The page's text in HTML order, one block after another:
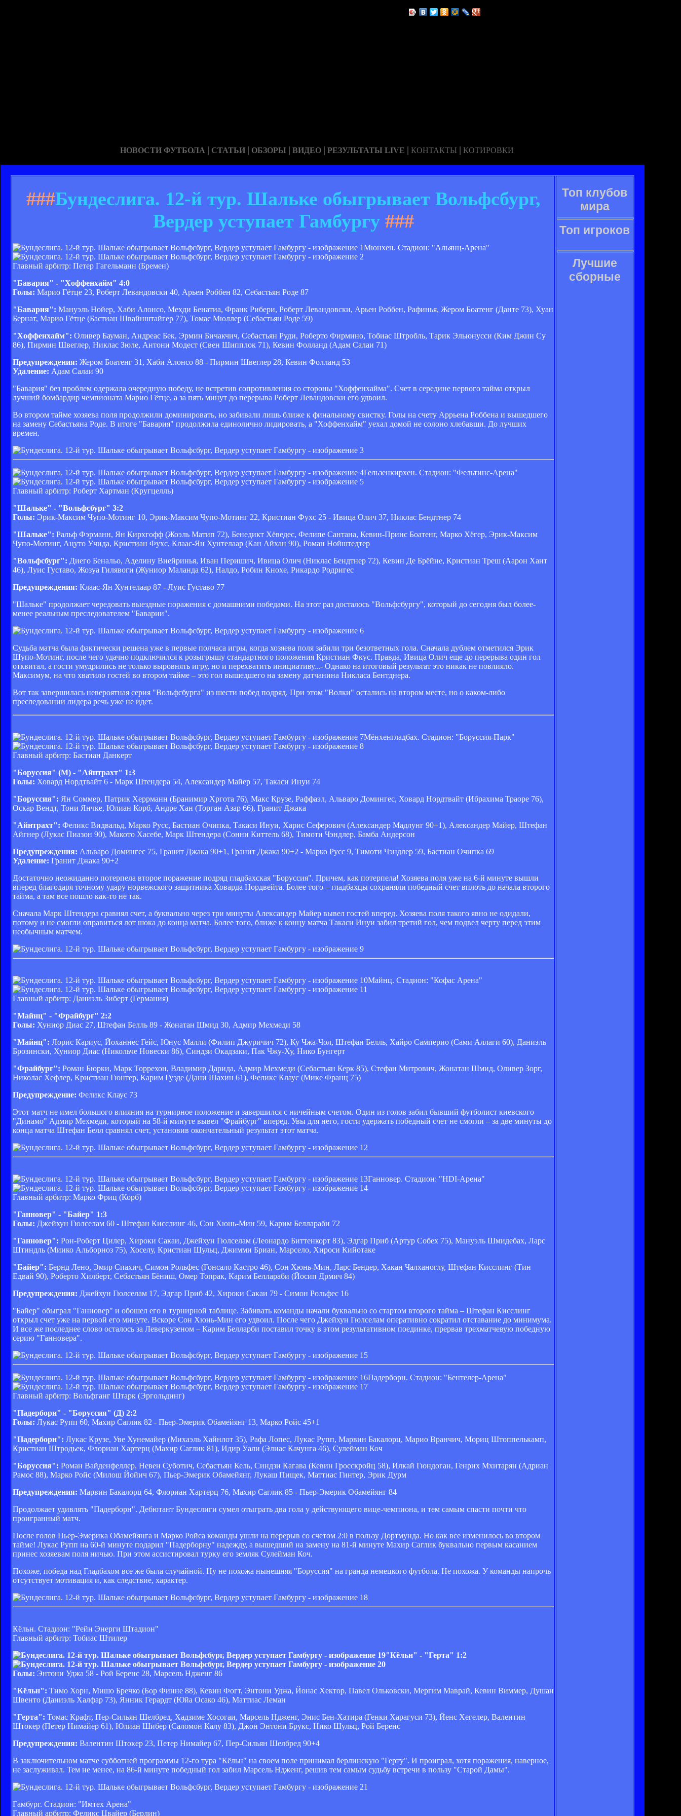
НОВОСТИ ФУТБОЛА | СТАТЬИ | ОБЗОРЫ | ВИДЕО | РЕЗУЛЬТАТЫ LIVE | КОНТАКТЫ | КОТИРОВКИ
###Бундеслига. 12-й тур. Шальке обыгрывает Вольфсбург,
Вердер уступает Гамбургу###
Мюнхен. Стадион: "Альянц-Арена"
Главный арбитр: Петер Гагельманн (Бремен)
"Бавария" - "Хоффенхайм" 4:0
Голы: Марио Гётце 23, Роберт Левандовски 40, Арьен Роббен 82, Себастьян Роде 87
"Бавария": Мануэль Нойер, Хаби Алонсо, Мехди Бенатиа, Франк Рибери, Роберт Левандовски, Арьен Роббен, Рафинья, Жером Боатенг (Данте 73), Хуан
Бернат, Марио Гётце (Бастиан Швайнштайгер 77), Томас Мюллер (Себастьян Роде 59)
"Хоффенхайм": Оливер Бауман, Андреас Бек, Эрмин Бичакчич, Себастьян Руди, Роберто Фирмино, Тобиас Штробль, Тарик Эльюнусси (Ким Джин Су
86), Пирмин Швеглер, Никлас Зюле, Антони Модест (Свен Шипплок 71), Кевин Фолланд (Адам Салаи 71)
Предупреждения: Жером Боатенг 31, Хаби Алонсо 88 - Пирмин Швеглер 28, Кевин Фолланд 53
Удаление: Адам Салаи 90
"Бавария" без проблем одержала очередную победу, не встретив сопротивления со стороны "Хоффенхайма". Счет в середине первого тайма открыл
лучший бомбардир чемпионата Марио Гётце, а за пять минут до перерыва Роберт Левандовски его удвоил.
Во втором тайме хозяева поля продолжили доминировать, но забивали лишь ближе к финальному свистку. Голы на счету Аррьена Роббена и вышедшего
на замену Себастьяна Роде. В итоге "Бавария" продолжила единолично лидировать, а "Хоффенхайм" уехал домой не солоно хлебавши. До лучших
времен.
Гельзенкирхен. Стадион: "Фельтинс-Арена"
Главный арбитр: Роберт Хартман (Кругцелль)
"Шальке" - "Вольфсбург" 3:2
Голы: Эрик-Максим Чупо-Мотинг 10, Эрик-Максим Чупо-Мотинг 22, Кристиан Фухс 25 - Ивица Олич 37, Никлас Бендтнер 74
"Шальке": Ральф Фэрманн, Ян Кирхгофф (Жоэль Матип 72), Бенедикт Хёведес, Фелипе Сантана, Кевин-Принс Боатенг, Марко Хёгер, Эрик-Максим
Чупо-Мотинг, Ацуто Учида, Кристиан Фухс, Клаас-Ян Хунтелаар (Кан Айхан 90), Роман Нойштедтер
"Вольфсбург": Диего Бенальо, Аделину Виейринья, Иван Перишич, Ивица Олич (Никлас Бендтнер 72), Кевин Де Брёйне, Кристиан Треш (Аарон Хант
46), Луис Густаво, Жозуа Гилявоги (Жуниор Маланда 62), Налдо, Робин Кнохе, Рикардо Родригес
Предупреждения: Клаас-Ян Хунтелаар 87 - Луис Густаво 77
"Шальке" продолжает чередовать выездные поражения с домашними победами. На этот раз досталось "Вольфсбургу", который до сегодня был более-
менее реальным преследователем "Баварии".
Судьба матча была фактически решена уже в первые полчаса игры, когда хозяева поля забили три безответных гола. Сначала дублем отметился Эрик
Шупо-Мотинг, после чего удачно подключился к розыгрышу стандартного положения Кристиан Фкус. Правда, Ивица Олич еще до перерыва один гол
отквитал, а гости умудрились не только выровнять игру, но и перехватить инициативу...- Однако на итоговый результат это никак не повлияло.
Максимум, на что хватило гостей во втором тайме – это гол вышедшего на замену датчанина Никласа Бентднера.
Вот так завершилась невероятная серия "Вольфсбурга" из шести побед подряд. При этом "Волки" остались на втором месте, но о каком-либо
преследовании лидера речь уже не идет.
Мёнхенгладбах. Стадион: "Боруссия-Парк"
Главный арбитр: Бастиан Данкерт
"Боруссия" (М) - "Айнтрахт" 1:3
Голы: Ховард Нордтвайт 6 - Марк Штендера 54, Александер Майер 57, Такаси Инуи 74
"Боруссия": Ян Соммер, Патрик Херрманн (Бранимир Хргота 76), Макс Крузе, Раффаэл, Альваро Домингес, Ховард Нордтвайт (Ибрахима Траоре 76),
Оскар Вендт, Тони Янчке, Юлиан Корб, Андре Хан (Торган Азар 66), Гранит Джака
"Айнтрахт": Феликс Видвальд, Марко Русс, Бастиан Очипка, Такаси Инуи, Харис Сеферович (Александер Мадлунг 90+1), Александер Майер, Штефан
Айгнер (Лукас Пиазон 90), Макото Хасебе, Марк Штендера (Сонни Киттель 68), Тимоти Чэндлер, Бамба Андерсон
Предупреждения: Альваро Домингес 75, Гранит Джака 90+1, Гранит Джака 90+2 - Марко Русс 9, Тимоти Чэндлер 59, Бастиан Очипка 69
Удаление: Гранит Джака 90+2
Достаточно неожиданно потерпела второе поражение подряд гладбахская "Боруссия". Причем, как потерпела! Хозяева поля уже на 6-й минуте вышли
вперед благодаря точному удару норвежского защитника Ховарда Нордвейта. Более того – гладбахцы сохраняли победный счет вплоть до начала второго
тайма, а там все пошло как-то не так.
Сначала Марк Штендера сравнял счет, а буквально через три минуты Александер Майер вывел гостей вперед. Хозяева поля такого явно не одидали,
потому и не смогли оправиться лот шока до конца матча. Более того, ближе к концу матча Такаси Инуи забил третий гол, чем подвел черту перед этим
необычным матчем.
Майнц. Стадион: "Кофас Арена"
Главный арбитр: Даниэль Зиберт (Германия)
"Майнц" - "Фрайбург" 2:2
Голы: Хуниор Диас 27, Штефан Белль 89 - Жонатан Шмид 30, Адмир Мехмеди 58
"Майнц": Лорис Кариус, Йоханнес Гейс, Юнус Малли (Филип Джуричич 72), Ку Чжа-Чол, Штефан Белль, Хайро Самперио (Сами Аллаги 60), Даниэль
Брозински, Хуниор Диас (Никольче Новески 86), Синдзи Окадзаки, Пак Чжу-Ху, Нико Бунгерт
"Фрайбург": Роман Бюрки, Марк Торрехон, Владимир Дарида, Адмир Мехмеди (Себастьян Керк 85), Стефан Митрович, Жонатан Шмид, Оливер Зорг,
Николас Хефлер, Кристиан Гюнтер, Карим Гуэде (Дани Шахин 61), Феликс Клаус (Мике Франц 75)
Предупреждение: Феликс Клаус 73
Этот матч не имел большого влияния на турнирное положение и завершился с ничейным счетом. Один из голов забил бывший футболист киевского
"Динамо" Адмир Мехмеди, который на 58-й минуте вывел "Фрайбург" вперед. Увы для него, гости удержать победный счет не смогли – за две минуты до
конца матча Штефан Белл сравнял счет, установив окончательный результат этот матча.
Ганновер. Стадион: "HDI-Арена"
Главный арбитр: Марко Фриц (Корб)
"Ганновер" - "Байер" 1:3
Голы: Джейхун Гюлселам 60 - Штефан Кисслинг 46, Сон Хюнь-Мин 59, Карим Беллараби 72
"Ганновер": Рон-Роберт Цилер, Хироки Сакаи, Джейхун Гюлселам (Леонардо Биттенкорт 83), Эдгар Приб (Артур Собех 75), Мануэль Шмидебах, Ларс
Штиндль (Миико Альборноз 75), Хоселу, Кристиан Шульц, Джимми Бриан, Марсело, Хироси Кийотаке
"Байер": Бернд Лено, Эмир Спахич, Симон Рольфес (Гонсало Кастро 46), Сон Хюнь-Мин, Ларс Бендер, Хакан Чалханоглу, Штефан Кисслинг (Тин
Едвай 90), Роберто Хилберт, Себастьян Бёниш, Омер Топрак, Карим Беллараби (Йосип Дрмич 84)
Предупреждения: Джейхун Гюлселам 17, Эдгар Приб 42, Хироки Сакаи 79 - Симон Рольфес 16
"Байер" обыграл "Ганновер" и обошел его в турнирной таблице. Забивать команды начали буквально со стартом второго тайма – Штефан Кисслинг
открыл счет уже на первой его минуте. Вскоре Сон Хюнь-Мин его удвоил. После чего Джейхун Гюлселам оперативно сократил отставание до минимума.
И все же последнее слово осталось за Леверкузеном – Карим Белларби поставил точку в этом результативном поединке, прервав трехматчевую победную
серию "Ганновера".
Падерборн. Стадион: "Бентелер-Арена"
Главный арбитр: Вольфганг Штарк (Эргольдинг)
"Падерборн" - "Боруссия" (Д) 2:2
Голы: Лукас Рупп 60, Махир Саглик 82 - Пьер-Эмерик Обамейянг 13, Марко Ройс 45+1
"Падерборн": Лукас Крузе, Уве Хунемайер (Михаэль Хайнлот 35), Рафа Лопес, Лукас Рупп, Марвин Бакалорц, Марио Вранчич, Мориц Штоппелькамп,
Кристиан Штродьек, Флориан Хартерц (Махир Саглик 81), Идир Уали (Элиас Качунга 46), Сулейман Коч
"Боруссия": Роман Вайденфеллер, Невен Суботич, Себастьян Кель, Синдзи Кагава (Кевин Гросскройц 58), Илкай Гюндоган, Генрих Мхитарян (Адриан
Рамос 88), Марко Ройс (Милош Йойич 67), Пьер-Эмерик Обамейянг, Лукаш Пищек, Маттиас Гинтер, Эрик Дурм
Предупреждения: Марвин Бакалорц 64, Флориан Хартерц 76, Махир Саглик 85 - Пьер-Эмерик Обамейянг 84
Продолжает удивлять "Падерборн". Дебютант Бундеслиги сумел отыграть два гола у действующего вице-чемпиона, и тем самым спасти почти что
проигранный матч.
После голов Пьер-Эмерика Обамейянга и Марко Ройса команды ушли на перерыв со счетом 2:0 в пользу Дортмунда. Но как все изменилось во втором
тайме! Лукас Рупп на 60-й минуте подарил "Падерборну" надежду, а вышедший на замену на 81-й минуте Махир Саглик буквально первым касанием
принес хозяевам поля ничью. При этом ассистировал турку его земляк Сулейман Коч.
Похоже, победа над Гладбахом все же была случайной. Ну не похожа нынешняя "Боруссия" на гранда немецкого футбола. Не похожа. У команды напрочь
отсутствует мотивация и, как следствие, характер.
Кёльн. Стадион: "Рейн Энерги Штадион"
Главный арбитр: Тобиас Штилер
"Кёльн" - "Герта" 1:2
Голы: Энтони Уджа 58 - Рой Беренс 28, Марсель Ндженг 86
"Кёльн": Тимо Хорн, Мишо Бречко (Бор Финне 88), Кевин Фогт, Энтони Уджа, Йонас Хектор, Павел Ольковски, Мергим Маврай, Кевин Виммер, Душан
Швенто (Даниэль Халфар 73), Янник Герардт (Юйа Осако 46), Маттиас Леман
"Герта": Томас Крафт, Пер-Сильян Шелбред, Хадзиме Хосогаи, Марсель Ндженг, Энис Бен-Хатира (Генки Харагуси 73), Йенс Хегелер, Валентин
Штокер (Петер Нимайер 61), Юлиан Шибер (Саломон Калу 83), Джон Энтони Брукс, Нико Шульц, Рой Беренс
Предупреждения: Валентин Штокер 23, Петер Нимайер 67, Пер-Сильян Шелбред 90+4
В заключительном матче субботней программы 12-го тура "Кёльн" на своем поле принимал берлинскую "Герту". И проиграл, хотя поражения, наверное,
не заслуживал. Тем не менее, на 86-й минуте победный гол забил Марсель Ндженг, решив тем самым судьбу встречи в пользу "Старой Дамы".
Гамбург. Стадион: "Имтех Арена"
Главный арбитр: Феликс Цвайер (Берлин)
Топ клубов
мира
Топ игроков
Лучшие
сборные